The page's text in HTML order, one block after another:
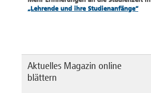
„Lehrende und ihre Studienanfänge“
Aktuelles Magazin online
blättern